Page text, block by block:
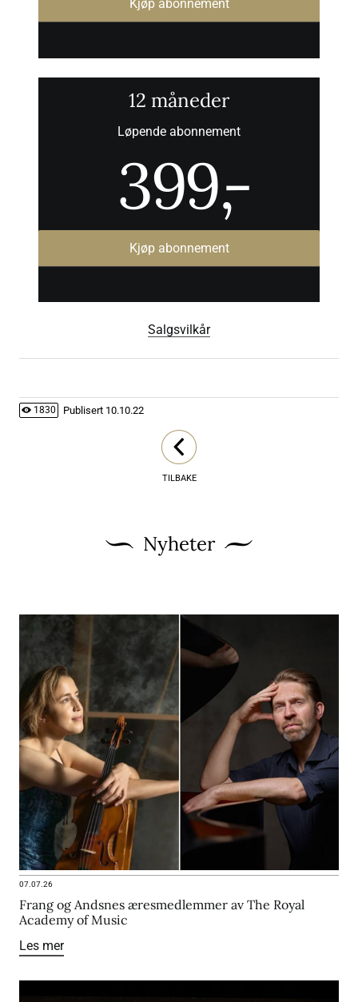
Kjøp abonnement
12 måneder
Løpende abonnement
399,-
Kjøp abonnement
Salgsvilkår
1830 Publisert 10.10.22
TILBAKE
Nyheter
07.07.26
Frang og Andsnes æresmedlemmer av The Royal
Academy of Music
Les mer